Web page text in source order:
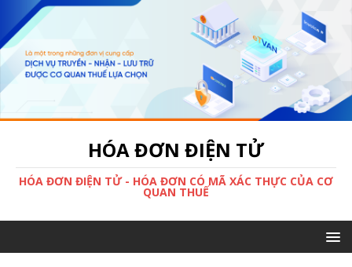
HÓA ĐƠN ĐIỆN TỬ
HÓA ĐƠN ĐIỆN TỬ - HÓA ĐƠN CÓ MÃ XÁC THỰC CỦA CƠ
QUAN THUẾ